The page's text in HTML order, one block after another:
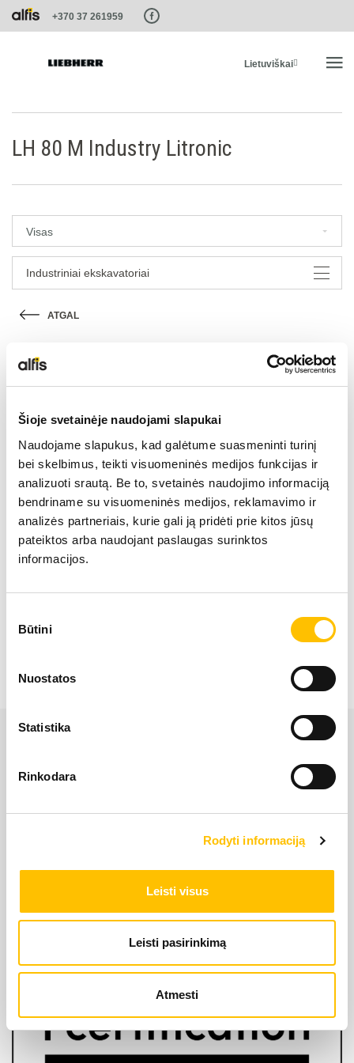
Šioje svetainėje naudojami slapukai
Naudojame slapukus, kad galėtume suasmeninti turinį
bei skelbimus, teikti visuomeninės medijos funkcijas ir
analizuoti srautą. Be to, svetainės naudojimo informaciją
bendriname su visuomeninės medijos, reklamavimo ir
analizės partneriais, kurie gali ją pridėti prie kitos jūsų
pateiktos arba naudojant paslaugas surinktos
informacijos.
pasirinkimas
Būtini
Nuostatos
Statistika
Rinkodara
Rodyti informaciją
Leisti visus
Leisti pasirinkimą
Atmesti
Paste this code as high in the of the page as possible:
+370 37 261959
Lietuviškai
PASLAUGOS IR SPRENDIMAI
LIEBHERR SISTEMOS
KARJEROS GALIMYBĖS
APIE MUS
KONTAKTAI
LH 80 M Industry Litronic
Visas
Industriniai ekskavatoriai
ATGAL
Techniniai duomenys
Siekis
Variklio galia 230
Darbinis svoris
UAB “Alfis” yra oficialus LIEBHERR atstovas Lietuvoje bei
SLAPUKŲ POLITIKA